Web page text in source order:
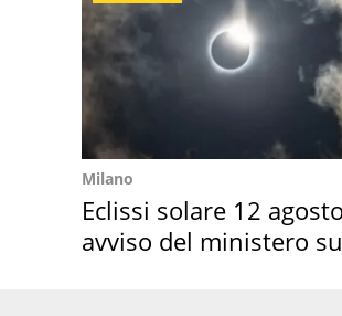
Milano
Eclissi solare 12
avviso del ministero su